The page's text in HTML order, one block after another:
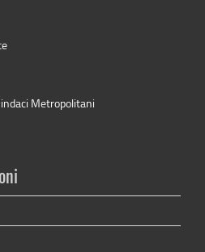
Metropolitani